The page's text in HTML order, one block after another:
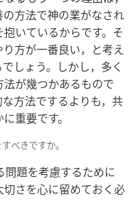
方法で神の業がなされ
いているからです。そ
方が一番良い，と考え
しょう。しかし，多く
が幾つかあるもので
方法でするよりも，共
重要です。
べきですか。
題を考慮するために
さを心に留めておく必